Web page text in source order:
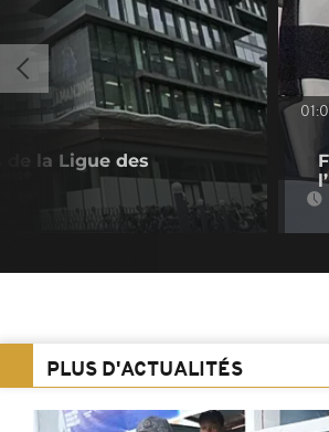
de la Ligue des
PLUS D'ACTUALITÉS